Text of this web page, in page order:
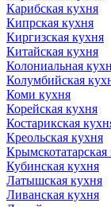
Карибская кухня
Кипрская кухня
Киргизская кухня
Китайская кухня
Колониальная
Колумбийская
Коми кухня
Корейская кухня
Костарикская
Креольская кухня
Крымскотатарская
Кубинская кухня
Латышская кухня
Ливанская кухня